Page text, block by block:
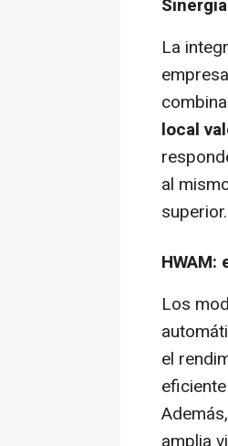
La
local
al
superior.
Los
el